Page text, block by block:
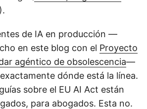
).
de IA en producción —
en este blog con el Proyecto
agéntico de obsolescencia—
dónde está la línea.
sobre el EU AI Act están
para abogados. Esta no.